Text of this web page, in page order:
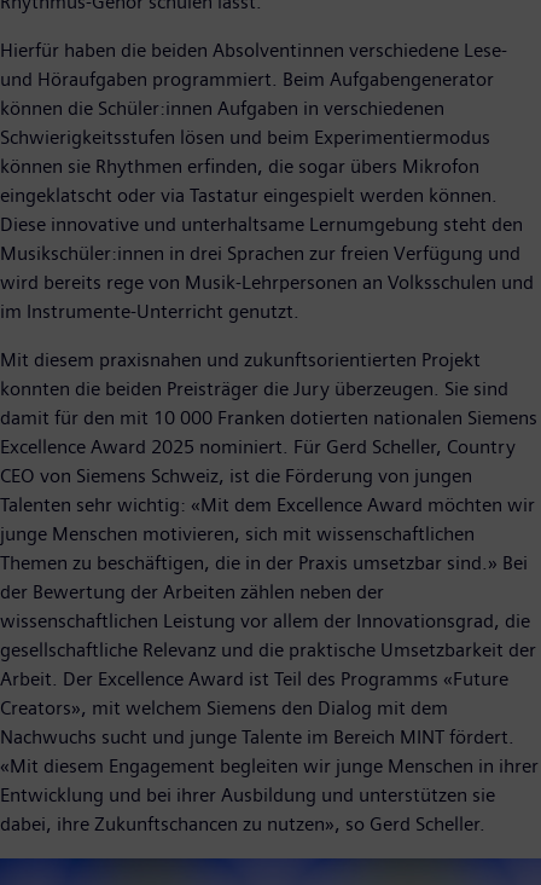
Hierfür haben die beiden Absolventinnen verschiedene Lese-
und Höraufgaben programmiert. Beim Aufgabengenerator
können die Schüler:innen Aufgaben in verschiedenen
Schwierigkeitsstufen lösen und beim Experimentiermodus
können sie Rhythmen erfinden, die sogar übers Mikrofon
eingeklatscht oder via Tastatur eingespielt werden können.
Diese innovative und unterhaltsame Lernumgebung steht den
Musikschüler:innen in drei Sprachen zur freien Verfügung und
wird bereits rege von Musik-Lehrpersonen an Volksschulen und
im Instrumente-Unterricht genutzt.
Mit diesem praxisnahen und zukunftsorientierten Projekt
konnten die beiden Preisträger die Jury überzeugen. Sie sind
damit für den mit 10 000 Franken dotierten nationalen Siemens
Excellence Award 2025 nominiert. Für Gerd Scheller, Country
CEO von Siemens Schweiz, ist die Förderung von jungen
Talenten sehr wichtig: «Mit dem Excellence Award möchten wir
junge Menschen motivieren, sich mit wissenschaftlichen
Themen zu beschäftigen, die in der Praxis umsetzbar sind.» Bei
der Bewertung der Arbeiten zählen neben der
wissenschaftlichen Leistung vor allem der Innovationsgrad, die
gesellschaftliche Relevanz und die praktische Umsetzbarkeit der
Arbeit. Der Excellence Award ist Teil des Programms «Future
Creators», mit welchem Siemens den Dialog mit dem
Nachwuchs sucht und junge Talente im Bereich MINT fördert.
«Mit diesem Engagement begleiten wir junge Menschen in ihrer
Entwicklung und bei ihrer Ausbildung und unterstützen sie
dabei, ihre Zukunftschancen zu nutzen», so Gerd Scheller.